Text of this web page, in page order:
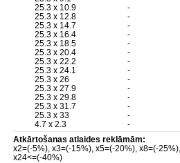
25.3 x 10.9
-
25.3 x 12.8
-
25.3 x 14.7
-
25.3 x 16.4
-
25.3 x 18.5
-
25.3 x 20.4
-
25.3 x 22.2
-
25.3 x 24.1
-
25.3 x 26
-
25.3 x 27.9
-
25.3 x 29.8
-
25.3 x 31.7
-
25.3 x 33
-
4.7 x 2.3
-
Atkārtošanas atlaides reklāmām:
x2=(-5%), x3=(-15%), x5=(-20%), x8=(-
x24<=(-40%)